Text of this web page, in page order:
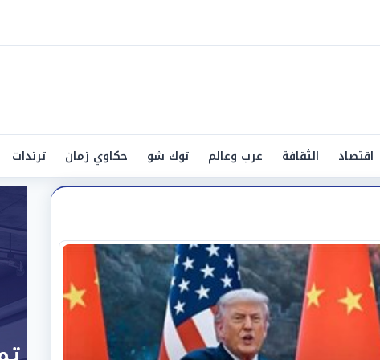
اقتصاد الثقافة عرب وعالم توك شو حكاوي زمان ترندات